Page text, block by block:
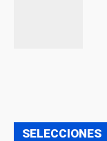
SELECCIONES